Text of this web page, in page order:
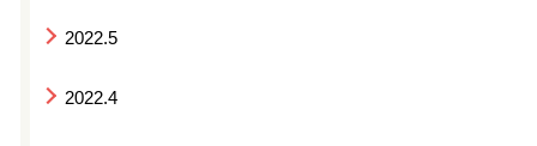
2022.5
2022.4